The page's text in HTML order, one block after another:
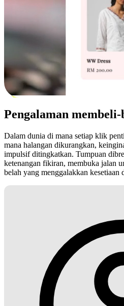
Pengalaman
Dalam dunia di mana setiap klik
mana halangan dikurangkan,
impulsif ditingkatkan. Tumpuan
ketenangan fikiran, membuka jalan
belah yang menggalakkan kesetiaan